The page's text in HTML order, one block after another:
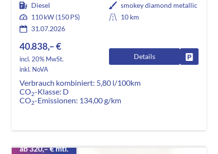
Diesel
smokey diamond metallic
110 kW (150 PS)
10 km
31.07.2026
40.838,– €
incl. 20% MwSt.
inkl. NoVA
Details
Verbrauch kombiniert: 5,80 l/100km
CO2-Klasse: D
CO2-Emissionen: 134,00 g/km
ab 320,– € mtl.